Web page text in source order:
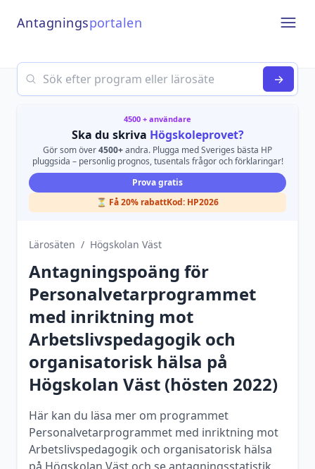
Antagningsportalen
Search
→
4500 + användare
Ska du skriva Högskoleprovet?
Gör som över4500+andra. Plugga med Sveriges bästa HP
pluggsida – personlig prognos, tusentals frågor och förklaringar!
Prova gratis
⏳ Få 20% rabattKod: HP2026
Lärosäten / Högskolan Väst
Antagningspoäng för
Personalvetarprogrammet
med inriktning mot
Arbetslivspedagogik och
organisatorisk hälsa på
Högskolan Väst (hösten 2022)
Här kan du läsa mer om programmet
Personalvetarprogrammet med inriktning mot
Arbetslivspedagogik och organisatorisk hälsa